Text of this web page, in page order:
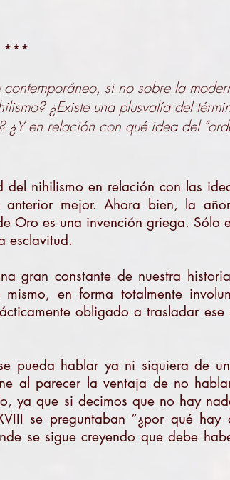
***
si no sobre la
¿Existe una plusvalía del
en relación con qué idea del
del nihilismo en relación con las
mejor. Ahora bien, la
Oro es una invención griega. Sólo
esclavitud.
gran constante de nuestra
en forma totalmente
obligado a trasladar ese
pueda hablar ya ni siquiera de
al parecer la ventaja de no
ya que si decimos que no hay
se preguntaban “¿por qué
se sigue creyendo que debe